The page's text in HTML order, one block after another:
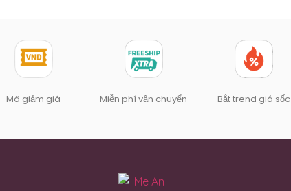
Mã giảm giá Miễn phí vận chuyển Bắt trend giá sốc